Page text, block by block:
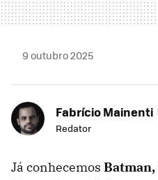
9 outubro 2025
Fabrício Mainenti
Redator
Já conhecemos